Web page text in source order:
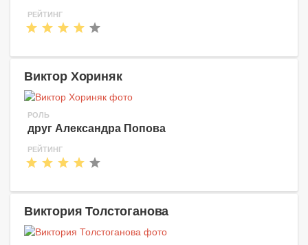
РЕЙТИНГ
Виктор Хориняк
РОЛЬ
друг Александра Попова
РЕЙТИНГ
Виктория Толстоганова